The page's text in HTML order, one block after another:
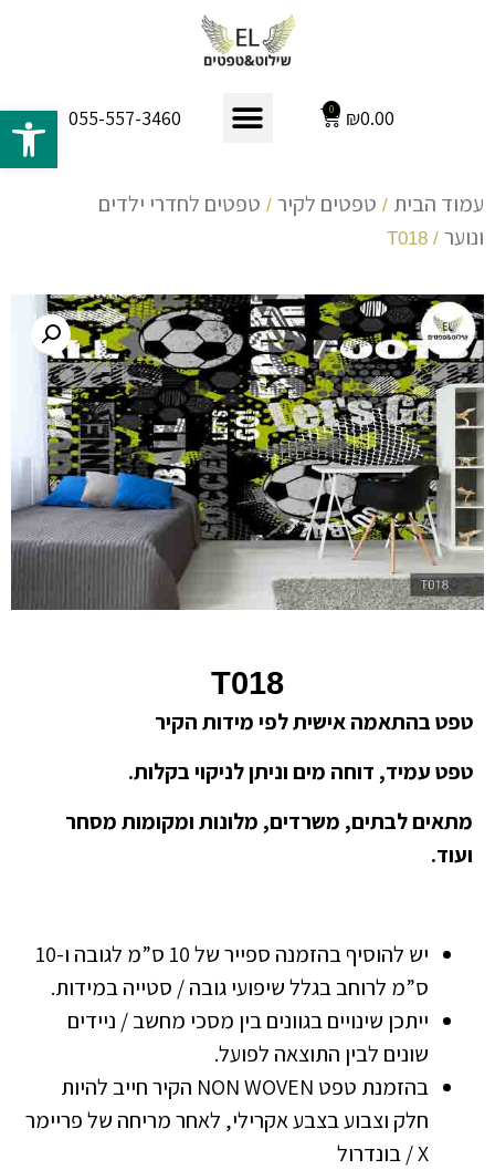
₪0.00
0
055-557-3460
עמוד הבית / טפטים לקיר / טפטים לחדרי ילדים
ונוער / T018
T018
טפט בהתאמה אישית לפי מידות הקיר
טפט עמיד, דוחה מים וניתן לניקוי בקלות.
מתאים לבתים, משרדים, מלונות ומקומות מסחר
ועוד.
יש להוסיף בהזמנה ספייר של 10 ס”מ לגובה ו-10
ס”מ לרוחב בגלל שיפועי גובה / סטייה במידות.
ייתכן שינויים בגוונים בין מסכי מחשב / ניידים
שונים לבין התוצאה לפועל.
בהזמנת טפט NON WOVEN הקיר חייב להיות
חלק וצבוע בצבע אקרילי, לאחר מריחה של פריימר
X / בונדרול